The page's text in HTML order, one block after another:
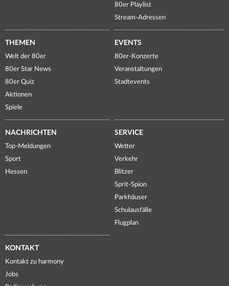
80er Playlist
Stream-Adressen
THEMEN
Welt der 80er
80er Star News
80er Quiz
Aktionen
Spiele
EVENTS
80er-Konzerte
Veranstaltungen
Stadtevents
NACHRICHTEN
Top-Meldungen
Sport
Hessen
SERVICE
Wetter
Verkehr
Blitzer
Sprit-Spion
Parkhäuser
Schulausfälle
Flugplan
KONTAKT
Kontakt zu harmony
Jobs